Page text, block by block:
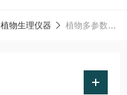
植物生理仪器 植物多参数测量仪